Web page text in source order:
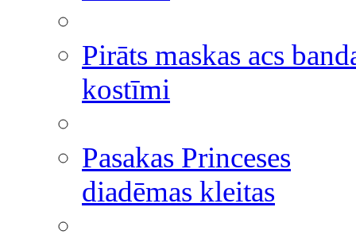
Pirāts maskas acs
kostīmi
Pasakas Princeses
diadēmas kleitas